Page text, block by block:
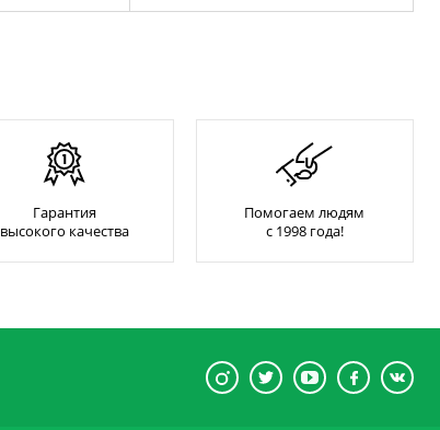
Гарантия
высокого качества
Помогаем людям
с 1998 года!